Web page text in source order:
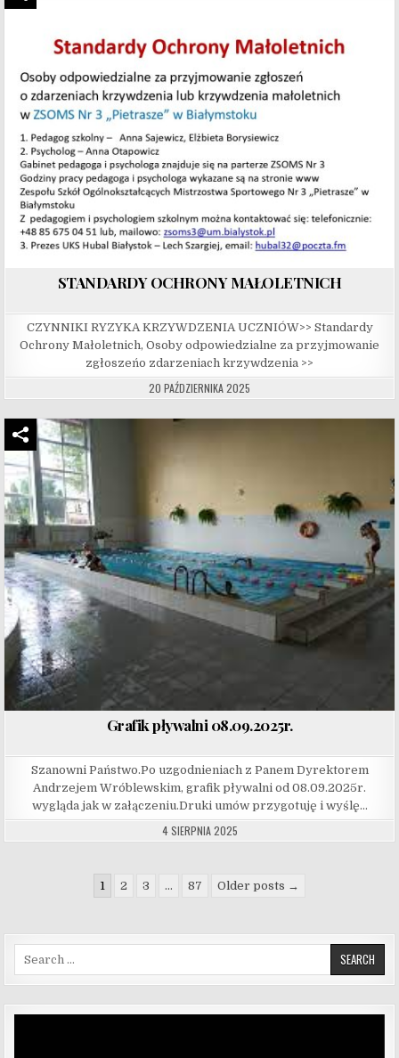
STANDARDY OCHRONY MAŁOLETNICH
CZYNNIKI RYZYKA KRZYWDZENIA UCZNIÓW>> Standardy
Ochrony Małoletnich, Osoby odpowiedzialne za przyjmowanie
zgłoszeńo zdarzeniach krzywdzenia >>
20 PAŹDZIERNIKA 2025
Grafik pływalni 08.09.2025r.
Szanowni Państwo.Po uzgodnieniach z Panem Dyrektorem
Andrzejem Wróblewskim, grafik pływalni od 08.09.2025r.
wygląda jak w załączeniu.Druki umów przygotuję i wyślę…
4 SIERPNIA 2025
Stronicowanie wpisów
1 2 3 … 87 Older posts →